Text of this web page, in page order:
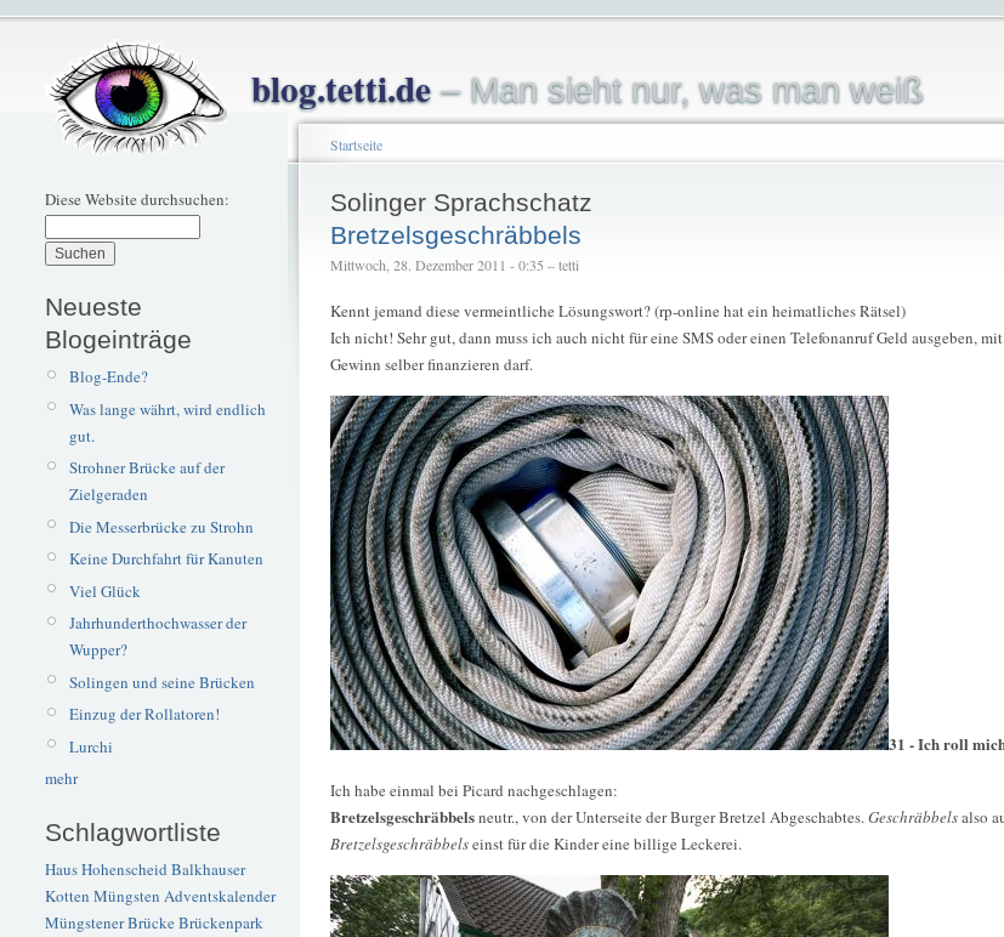
blog.tetti.de– Man sieht nur, was man weiß
Diese Website durchsuchen:
Neueste
Blogeinträge
Blog-Ende?
Was lange währt, wird endlich
gut.
Strohner Brücke auf der
Zielgeraden
Die Messerbrücke zu Strohn
Keine Durchfahrt für Kanuten
Viel Glück
Jahrhunderthochwasser der
Wupper?
Solingen und seine Brücken
Einzug der Rollatoren!
Lurchi
mehr
Schlagwortliste
Haus Hohenscheid Balkhauser
Kotten Müngsten Adventskalender
Müngstener BrückeBrückenpark
Startseite
Solinger Sprachschatz
Bretzelsgeschräbbels
Mittwoch, 28. Dezember 2011 - 0:35 – tetti
Kennt jemand diese vermeintliche Lösungswort? (rp-online hat ein heimatliches Rätsel)
Ich nicht! Sehr gut, dann muss ich auch nicht für eine SMS oder einen Telefonanruf Geld ausgeben,
Gewinn selber finanzieren darf.
31 - Ich roll
Ich habe einmal bei Picard nachgeschlagen:
Bretzelsgeschräbbelsneutr., von der Unterseite der Burger Bretzel Abgeschabtes.Geschräbbelsalso
Bretzelsgeschräbbelseinst für die Kinder eine billige Leckerei.